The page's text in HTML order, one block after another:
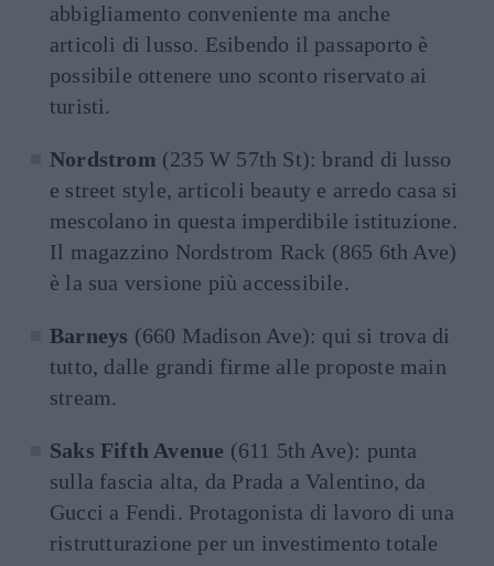
abbigliamento conveniente ma anche
articoli di lusso. Esibendo il passaporto è
possibile ottenere uno sconto riservato ai
turisti.
Nordstrom (235 W 57th St): brand di lusso
e street style, articoli beauty e arredo casa si
mescolano in questa imperdibile istituzione.
Il magazzino Nordstrom Rack (865 6th Ave)
è la sua versione più accessibile.
Barneys (660 Madison Ave): qui si trova di
tutto, dalle grandi firme alle proposte main
stream.
Saks Fifth Avenue (611 5th Ave): punta
sulla fascia alta, da Prada a Valentino, da
Gucci a Fendi. Protagonista di lavoro di una
ristrutturazione per un investimento totale